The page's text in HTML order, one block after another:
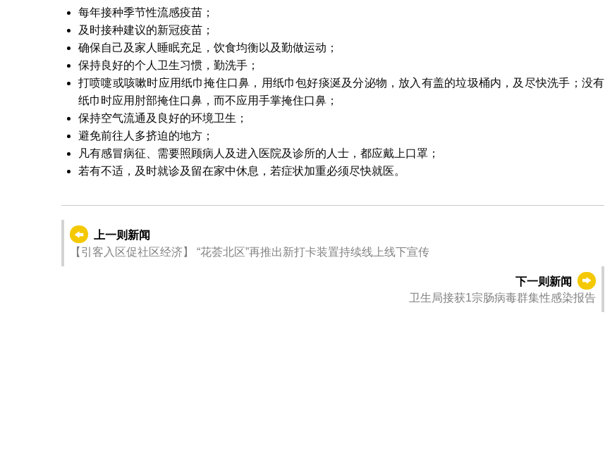
每年接种季节性流感疫苗；
及时接种建议的新冠疫苗；
确保自己及家人睡眠充足，饮食均衡以及勤做运动；
保持良好的个人卫生习惯，勤洗手；
打喷嚏或咳嗽时应用纸巾掩住口鼻，用纸巾包好痰涎及分泌物，放入有盖的垃圾桶内，及尽快洗手；没有
纸巾时应用肘部掩住口鼻，而不应用手掌掩住口鼻；
保持空气流通及良好的环境卫生；
避免前往人多挤迫的地方；
凡有感冒病征、需要照顾病人及进入医院及诊所的人士，都应戴上口罩；
若有不适，及时就诊及留在家中休息，若症状加重必须尽快就医。
上一则新闻
【引客入区促社区经济】 “花荟北区”再推出新打卡装置持续线上线下宣传
下一则新闻
卫生局接获1宗肠病毒群集性感染报告